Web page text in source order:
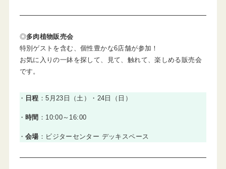
◎多肉植物販売会
特別ゲストを含む、個性豊かな6店舗が参加！
お気に入りの一鉢を探して、見て、触れて、楽しめる販売会
です。
日程 ：5月23日（土）・24日（日）
時間 ：10:00～16:00
会場：ビジターセンター デッキスペース